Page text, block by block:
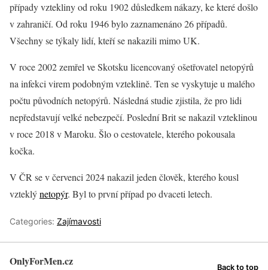
případy vztekliny od roku 1902 důsledkem nákazy, ke které došlo
v zahraničí. Od roku 1946 bylo zaznamenáno 26 případů.
Všechny se týkaly lidí, kteří se nakazili mimo UK.
V roce 2002 zemřel ve Skotsku licencovaný ošetřovatel netopýrů
na infekci virem podobným vzteklině. Ten se vyskytuje u malého
počtu původních netopýrů. Následná studie zjistila, že pro lidi
nepředstavují velké nebezpečí. Poslední Brit se nakazil vzteklinou
v roce 2018 v Maroku. Šlo o cestovatele, kterého pokousala
kočka.
V ČR se v červenci 2024 nakazil jeden člověk, kterého kousl
vzteklýnetopýr. Byl to první případ po dvaceti letech.
Categories: Zajímavosti
OnlyForMen.cz Back to top